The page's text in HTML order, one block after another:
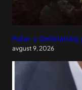
Požar u
avgust 9, 2026